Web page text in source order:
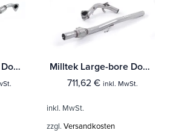
Milltek Large-bore Downpipe und De-cat Audi A3 1.8T 2WD 3 & 5-Türer
Milltek Large-bore Downpipe und De-cat Audi A1 1.4 TFSI S line 185PS S tronic
711,62 € inkl. MwSt.
inkl. MwSt.
zzgl. Versandkosten